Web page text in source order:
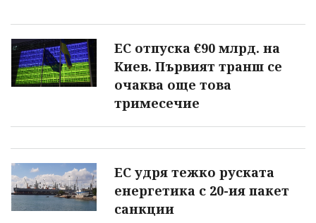
ЕС отпуска €90 млрд. на
Киев. Първият транш се
очаква още това
тримесечие
ЕС удря тежко руската
енергетика с 20-ия пакет
санкции